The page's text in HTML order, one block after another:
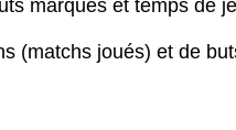
marqués et temps de
(matchs joués) et de